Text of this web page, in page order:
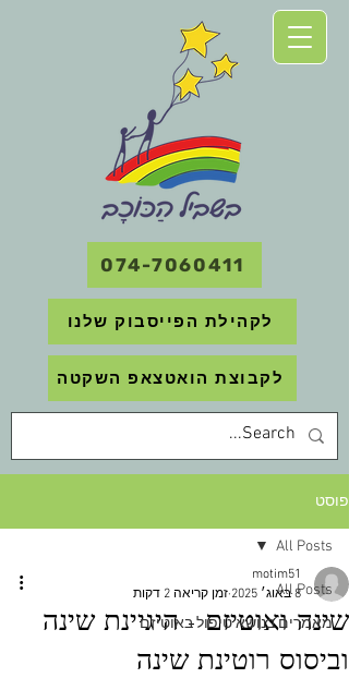
074-7060411
לקהילת הפייסבוק שלנו
לקבוצת הואטצאפ השקטה
פוסט
All Posts
מאמרים בנושא טיפול באוטיזם
All Posts
שינה ואוטיזם - היגיינת שינה
וביסוס רוטינת שינה
motim51
8 באוג׳ 2025
זמן קריאה 2 דקות